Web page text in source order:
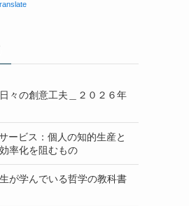
々の創意工夫＿２０２６年
ービス：個人の知的生産と
率化を阻むもの
が学んでいる哲学の教科書